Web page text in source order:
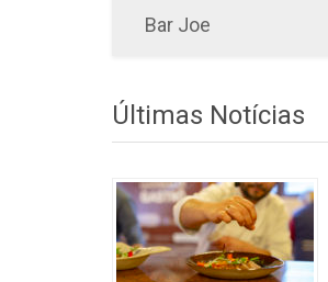
Bar Joe
Últimas Notícias